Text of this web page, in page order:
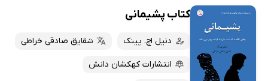
کتاب پشیمانی
دنیل اچ. پینک شقایق صادقی خراطی
انتشارات کهکشان دانش